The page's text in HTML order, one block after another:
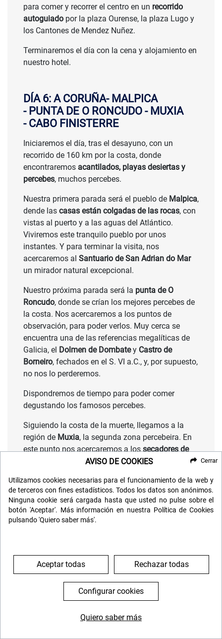
para comer y recorrer el centro en un recorrido
autoguiado por la plaza Ourense, la plaza Lugo y
los Cantones de Mendez Nuñez.
Terminaremos el día con la cena y alojamiento en
nuestro hotel.
DÍA 6: A CORUÑA- MALPICA
- PUNTA DE O RONCUDO - MUXIA
- CABO FINISTERRE
Iniciaremos el día, tras el desayuno, con un
recorrido de 160 km por la costa, donde
encontraremos acantilados, playas desiertas y
percebes, muchos percebes.
Nuestra primera parada será el pueblo de Malpica,
dende las casas están colgadas de las rocas, con
vistas al puerto y a las aguas del Atlántico.
Viviremos este tranquilo pueblo por unos
instantes. Y para terminar la visita, nos
acercaremos al Santuario de San Adrian do Mar
un mirador natural excepcional.
Nuestro próxima parada será la punta de O
Roncudo, donde se crían los mejores percebes de
la costa. Nos acercaremos a los puntos de
observación, para poder verlos. Muy cerca se
encuentra una de las referencias megalíticas de
Galicia, el Dolmen de Dombatey Castro de
Borneiro, fechados en el S. VI a.C., y, por supuesto,
no nos lo perderemos.
Dispondremos de tiempo para poder comer
degustando los famosos percebes.
Siguiendo la costa de la muerte, llegamos a la
región de Muxia, la segunda zona percebeira. En
este punto nos acercaremos a lossecadores de
, únicos en toda Europa.
Finalizaremos el día enPunta TouriñanyCabo
Finisterre, para contemplar la puesta de sol más
espectacular de la Península ibérica.
Y ya nos dirigiremos a nuestro hotel para cenar y
DÍA 7: ÉZARO - NOYA - CATOIRA -
IRÍA FLAVIA - CAMBADOS - O-
GROVE - ISLA DE LA TOJA
Tras desayunar saldremos del área de Finisterre, y
AVISO DE COOKIES
Utilizamos cookies necesarias para el funcionamiento de la web y
de terceros con fines estadísticos. Todos los datos son anónimos.
Ninguna cookie será cargada hasta que usted no pulse sobre el
botón 'Aceptar'. Más información en nuestra Política de Cookies
pulsando 'Quiero saber más'.
Aceptar todas Rechazar todas
Configurar cookies
Quiero saber más
Cerrar